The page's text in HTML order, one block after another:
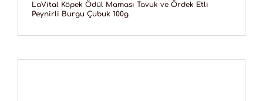
LaVital Köpek Ödül Maması Tavuk ve Ördek Etli
Peynirli Burgu Çubuk 100g